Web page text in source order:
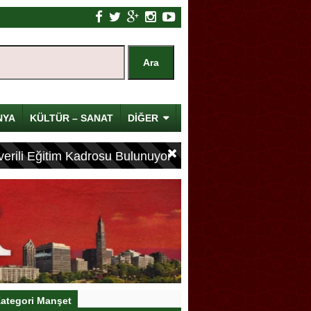
KÜLTÜR – SANAT DİĞER
Eğitim Kadrosu Bulunuyor
Manşet